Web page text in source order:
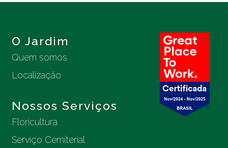
O Jardim
Quem somos
Localização
Nossos Serviços
Floricultura
Serviço Cemiterial